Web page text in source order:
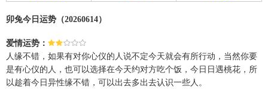
卯兔今日运势（20260614）
爱情运势：
人缘不错，如果有对你心仪的人说不定今天就会有所行动，当然你要
是有心仪的人，也可以选择在今天约对方吃个饭，今日日遇桃花，所
以趁着今日异性缘不错，可以出去多出去认识一些人。